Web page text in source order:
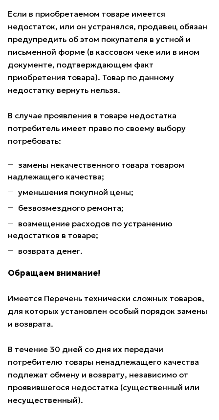
Если в приобретаемом товаре имеется
недостаток, или он устранялся, продавец обязан
предупредить об этом покупателя в устной и
письменной форме (в кассовом чеке или в ином
документе, подтверждающем факт
приобретения товара). Товар по данному
недостатку вернуть нельзя.
В случае проявления в товаре недостатка
потребитель имеет право по своему выбору
потребовать:
замены некачественного товара товаром
надлежащего качества;
уменьшения покупной цены;
безвозмездного ремонта;
возмещение расходов по устранению
недостатков в товаре;
возврата денег.
Обращаем внимание!
Имеется Перечень технически сложных товаров,
для которых установлен особый порядок замены
и возврата.
В течение 30 дней со дня их передачи
потребителю товары ненадлежащего качества
подлежат обмену и возврату, независимо от
проявившегося недостатка (существенный или
несущественный).